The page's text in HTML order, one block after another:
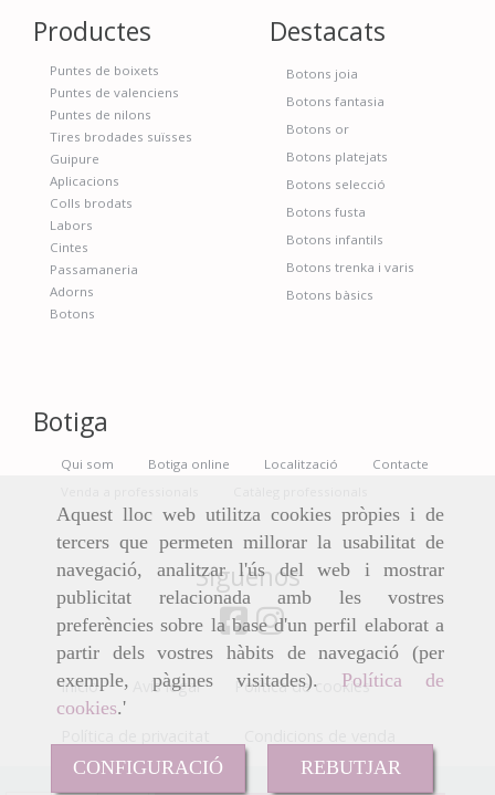
Aquest lloc web utilitza cookies pròpies i de
tercers que permeten millorar la usabilitat de
navegació, analitzar l'ús del web i mostrar
publicitat relacionada amb les vostres
preferències sobre la base d'un perfil elaborat a
partir dels vostres hàbits de navegació (per
exemple, pàgines visitades). Política de
cookies.'
CONFIGURACIÓ REBUTJAR
Productes
Puntes de boixets
Puntes de valenciens
Puntes de nilons
Tires brodades suïsses
Guipure
Aplicacions
Colls brodats
Labors
Cintes
Passamaneria
Adorns
Botons
Destacats
Botons joia
Botons fantasia
Botons or
Botons platejats
Botons selecció
Botons fusta
Botons infantils
Botons trenka i varis
Botons bàsics
Botiga
Qui som Botiga online Localització
Contacte
Síguenos
Inicio Avís legal Política de cookies